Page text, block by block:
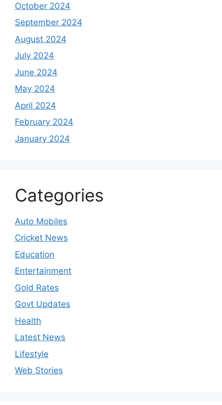
October 2024
September 2024
August 2024
July 2024
June 2024
May 2024
April 2024
February 2024
January 2024
Categories
Auto Mobiles
Cricket News
Education
Entertainment
Gold Rates
Govt Updates
Health
Latest News
Lifestyle
Web Stories